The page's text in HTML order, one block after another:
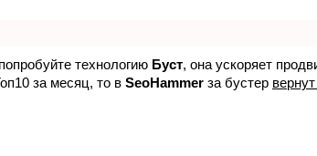
технологию Буст, она ускоряет
за месяц, то в SeoHammer за бустер